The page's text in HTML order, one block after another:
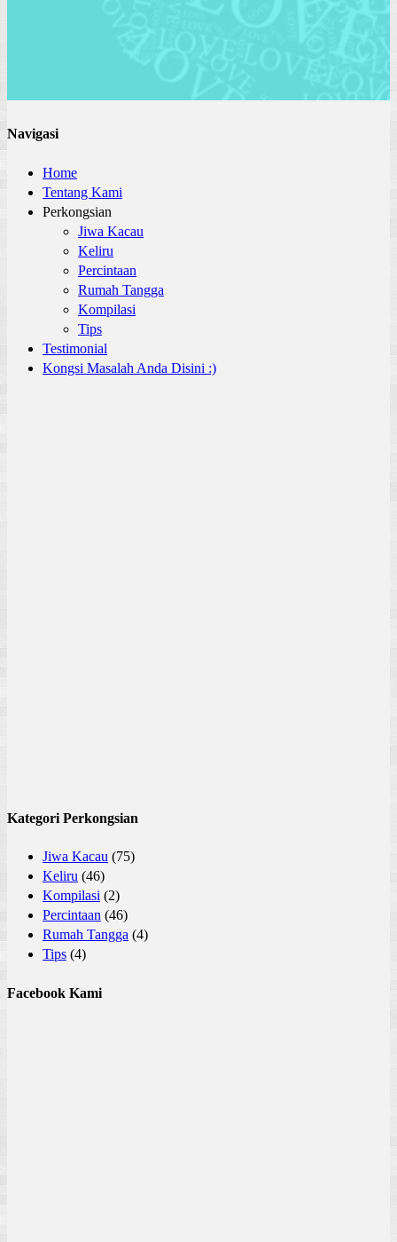
Navigasi
Home
Tentang Kami
Perkongsian
Jiwa Kacau
Keliru
Percintaan
Rumah Tangga
Kompilasi
Tips
Testimonial
Kongsi Masalah Anda Disini :)
Kategori Perkongsian
Jiwa Kacau (75)
Keliru (46)
Kompilasi (2)
Percintaan (46)
Rumah Tangga (4)
Tips (4)
Facebook Kami